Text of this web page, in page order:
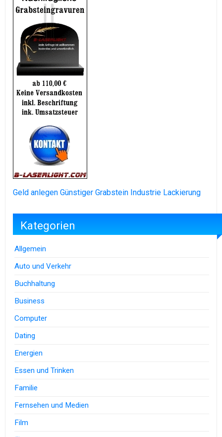
Geld anlegen Günstiger Grabstein Industrie Lackierung
Kategorien
Allgemein
Auto und Verkehr
Buchhaltung
Business
Computer
Dating
Energien
Essen und Trinken
Familie
Fernsehen und Medien
Film